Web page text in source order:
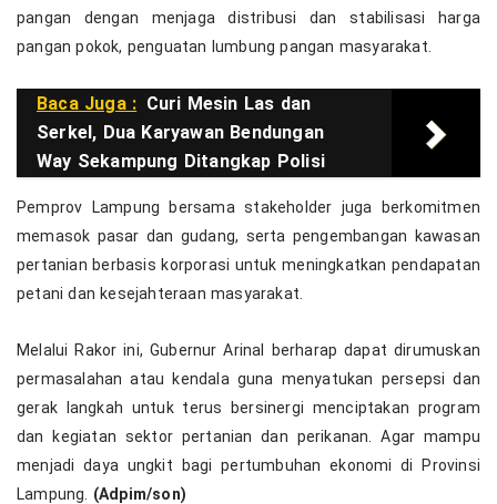
pangan dengan menjaga distribusi dan stabilisasi harga
pangan pokok, penguatan lumbung pangan masyarakat.
Baca Juga : Curi Mesin Las dan
Serkel, Dua Karyawan Bendungan
Way Sekampung Ditangkap Polisi
Pemprov Lampung bersama stakeholder juga berkomitmen
memasok pasar dan gudang, serta pengembangan kawasan
pertanian berbasis korporasi untuk meningkatkan pendapatan
petani dan kesejahteraan masyarakat.
Melalui Rakor ini, Gubernur Arinal berharap dapat dirumuskan
permasalahan atau kendala guna menyatukan persepsi dan
gerak langkah untuk terus bersinergi menciptakan program
dan kegiatan sektor pertanian dan perikanan. Agar mampu
menjadi daya ungkit bagi pertumbuhan ekonomi di Provinsi
Lampung. (Adpim/son)